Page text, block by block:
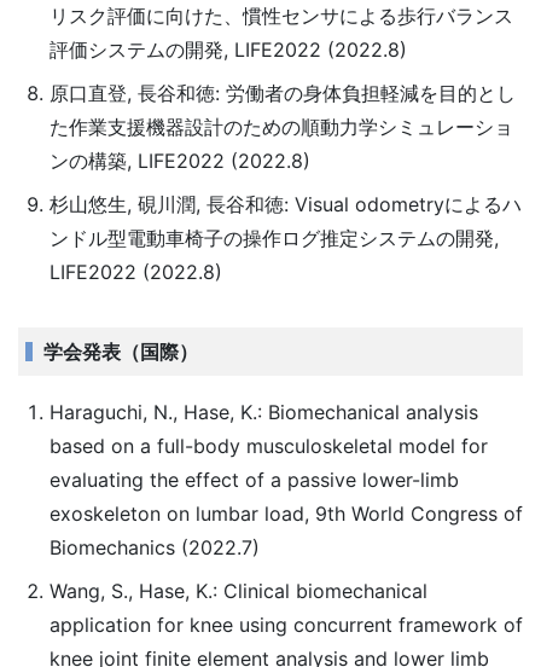
リスク評価に向けた、慣性センサによる歩行バランス
評価システムの開発, LIFE2022 (2022.8)
原口直登, 長谷和徳: 労働者の身体負担軽減を目的とし
た作業支援機器設計のための順動力学シミュレーショ
ンの構築, LIFE2022 (2022.8)
杉山悠生, 硯川潤, 長谷和徳: Visual odometryによるハ
ンドル型電動車椅子の操作ログ推定システムの開発,
LIFE2022 (2022.8)
学会発表（国際）
Haraguchi, N., Hase, K.: Biomechanical analysis
based on a full-body musculoskeletal model for
evaluating the effect of a passive lower-limb
exoskeleton on lumbar load, 9th World Congress of
Biomechanics (2022.7)
Wang, S., Hase, K.: Clinical biomechanical
application for knee using concurrent framework of
knee joint finite element analysis and lower limb